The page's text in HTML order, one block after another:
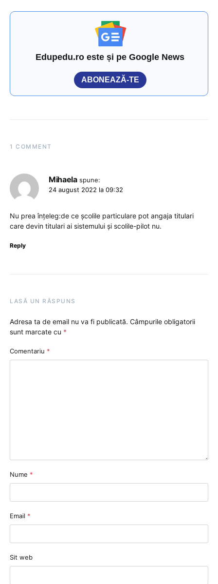
Edupedu.ro este și pe Google News
ABONEAZĂ-TE
1 COMMENT
Mihaela spune:
24 august 2022 la 09:32
Nu prea înțeleg:de ce școlile particulare pot angaja titulari
care devin titulari ai sistemului și scolile-pilot nu.
Reply
LASĂ UN RĂSPUNS
Adresa ta de email nu va fi publicată. Câmpurile obligatorii
sunt marcate cu *
Comentariu *
Nume *
Email *
Sit web